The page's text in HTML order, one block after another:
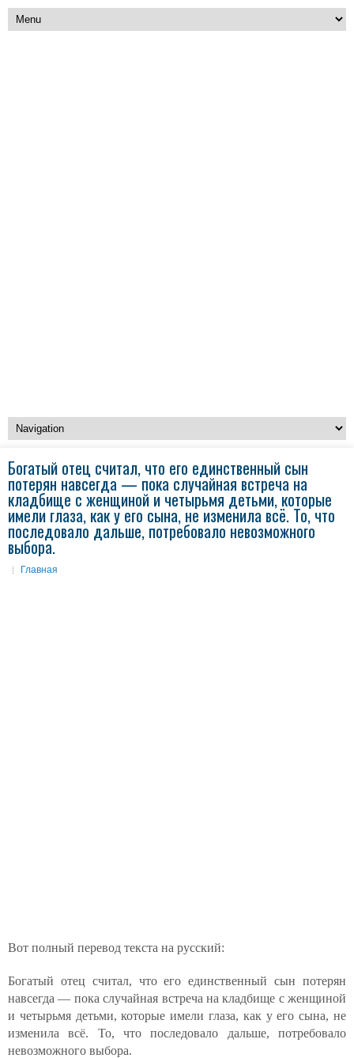
Богатый отец считал, что его единственный сын
потерян навсегда — пока случайная встреча на
кладбище с женщиной и четырьмя детьми, которые
имели глаза, как у его сына, не изменила всё. То, что
последовало дальше, потребовало невозможного
выбора.
Главная
Вот полный перевод текста на русский:
Богатый отец считал, что его единственный сын потерян
навсегда — пока случайная встреча на кладбище с женщиной
и четырьмя детьми, которые имели глаза, как у его сына, не
изменила всё. То, что последовало дальше, потребовало
невозможного выбора.